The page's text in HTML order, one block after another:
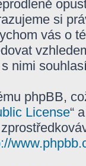
si
vás o
s nimi
phpBB,
License“